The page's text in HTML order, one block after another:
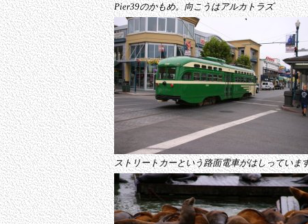
Pier39のかもめ。向こうはアルカトラズ
ストリートカーという路面電車がはしっていま